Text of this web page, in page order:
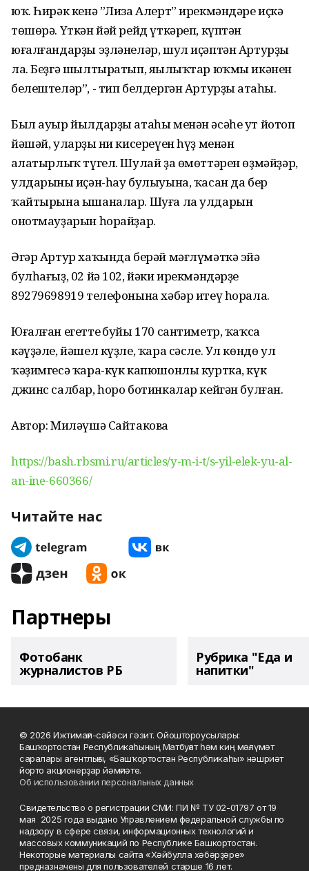
юҡ. Һирәк кенә ”Лиза Алерт” ирекмәндәре иҫкә
төшөрә. Үткән йәй рейд үткәреп, күптән
юғалғандарҙы эҙләнеләр, шул иҫәптән Артурҙы
ла. Беҙгә шылтыратып, яңылыҡтар юҡмы икәнен
белештеләр”, - тип белдергән Артурҙың атаһы.
Был ауыр йылдарҙы атаһы менән әсәһе ут йотоп
йәшәй, уларҙың ни кисереүен һүҙ менән
аңлатырлыҡ түгел. Шулай ҙа өмөттәрен өҙмәйҙәр,
улдарының иҫән-һау булыуына, ҡасан да бер
ҡайтырына ышаналар. Шуға ла улдарын
онотмауҙарын һорайҙар.
Әгәр Артур хаҡында берәй мәғлүмәткә эйә
булһағыҙ, 02 йә 102, йәки ирекмәндәрҙең
89279698919 телефонына хәбәр итеү һорала.
Юғалған егеттең буйы 170 сантиметр, ҡаҡса
кәүҙәле, йәшел күҙле, ҡара сәсле. Ул көндө ул
ҡәҙимгесә ҡара-күк капюшонлы куртка, күк
джинс салбар, һоро ботинкалар кейгән булған.
Автор: Миләүшә Сайтакова
https://bash.rbsmi.ru/articles/y-m-i-t/s-yil-elek-yu-al-
an-ine-660366/
Читайте нас
Партнеры
Фотобанк
журналистов РБ
Рубрика "Еда и
напитки"
© 2026 Ижтимағи-сәйәси гәзит. Ойоштороусылары:
Башҡортостан Республикаһының Матбуғат һәм киң мәғлүмәт
саралары агентлығы, «Башҡортостан Республикаһы» нәшриәт
йорто акционерҙар йәмғиәте.
Об использовании персональных данных
Свидетельство о регистрации СМИ: ПИ № ТУ 02-01797 от 19
мая 2025 года выдано Управлением федеральной службы по
надзору в сфере связи, информационных технологий и
массовых коммуникаций по Республике Башкортостан.
Некоторые материалы сайта «Хәйбулла хәбәрҙәре»
предназначены для пользователей старше 16 лет.